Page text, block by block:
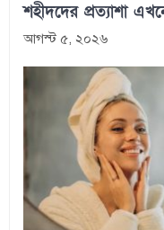
শহীদদের প্রত্যাশা
আগস্ট ৫, ২০২৬